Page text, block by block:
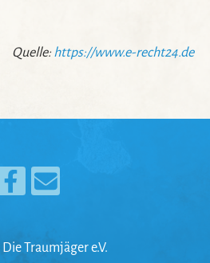
Quelle: https://www.e-recht24.de
Traumjäger e.V.